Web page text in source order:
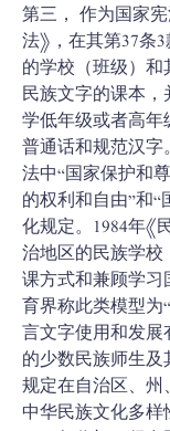
第三， 作为国家
法》，在其第37条
的学校（班级）
民族文字的课本
学低年级或者高
普通话和规范汉字
法中“国家保护和
的权利和自由”和
化规定。1984年《
治地区的民族学
课方式和兼顾学
育界称此类模型
言文字使用和发
的少数民族师生
规定在自治区、
中华民族文化多